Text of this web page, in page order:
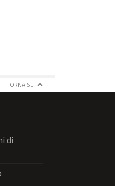
TORNA SU
di